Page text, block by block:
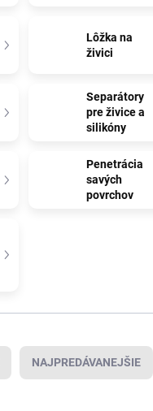
Lôžka na
živici
Separátory
pre živice a
silikóny
Penetrácia
savých
povrchov
NAJPREDÁVANEJŠIE